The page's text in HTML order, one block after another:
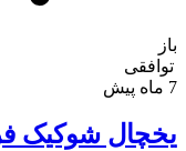
باز
توافقی
یخچال شوکیک